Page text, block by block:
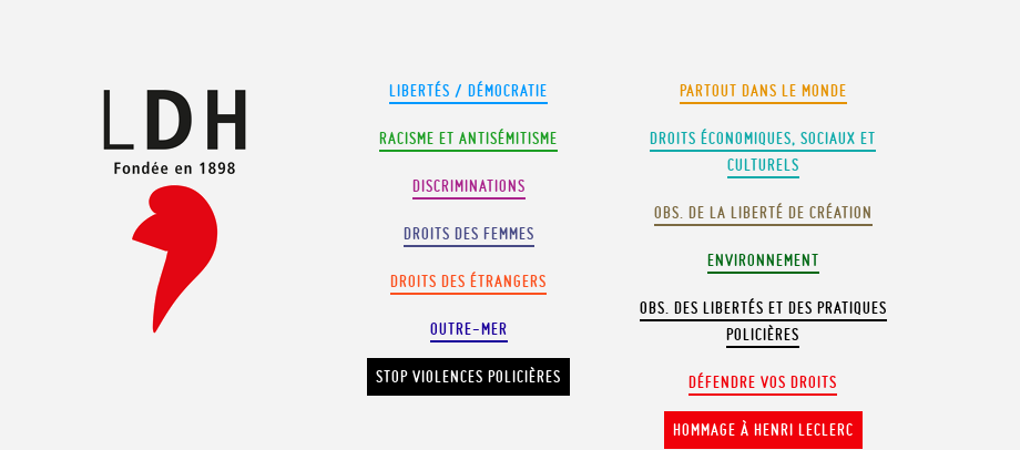
LIBERTÉS / DÉMOCRATIE
RACISME ET ANTISÉMITISME
DISCRIMINATIONS
DROITS DES FEMMES
DROITS DES ÉTRANGERS
OUTRE-MER
STOP VIOLENCES POLICIÈRES
PARTOUT DANS LE MONDE
DROITS ÉCONOMIQUES, SOCIAUX ET
CULTURELS
OBS. DE LA LIBERTÉ DE CRÉATION
ENVIRONNEMENT
OBS. DES LIBERTÉS ET DES PRATIQUES
POLICIÈRES
DÉFENDRE VOS DROITS
HOMMAGE À HENRI LECLERC